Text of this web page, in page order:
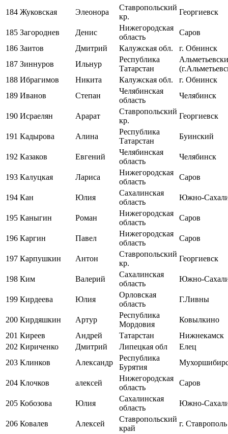
184 Жуковская Элеонора
Ставропольский
кр.
Георгиевск
185 Загороднев Денис
Нижегородская
область
Саров
186 Заитов Дмитрий Калужская обл.
г. Обнинск
187 Зиннуров Ильнур
Республика
Татарстан
188 Ибрагимов Никита Калужская обл.
г. Обнинск
189 Иванов Степан
Челябинская
область
Челябинск
190 Исраелян Арарат
Ставропольский
кр.
Георгиевск
191 Кадырова Алина
Республика
Татарстан
Буинский
192 Казаков Евгений
Челябинская
область
Челябинск
193 Калуцкая Лариса
Нижегородская
область
Саров
194 Кан Юлия
Сахалинская
область
Южно-
195 Каныгин Роман
Нижегородская
область
Саров
196 Каргин Павел
Нижегородская
область
Саров
197 Карпушкин Антон
Ставропольский
кр.
Георгиевск
198 Ким Валерий
Сахалинская
область
Южно-
199 Кирдеева Юлия
Орловская
область
Г.Ливны
200 Кирдяшкин Артур
Республика
Мордовия
Ковылкино
201 Киреев Андрей Татарстан
Нижнекамск
202 Кириченко Дмитрий Липецкая обл
Елец
203 Клинков Александр
Республика
Бурятия
204 Клочков алексей
Нижегородская
область
Саров
205 Кобозова Юлия
Сахалинская
область
Южно-
206 Ковалев Алексей
Ставропольский
край
г. Ставрополь